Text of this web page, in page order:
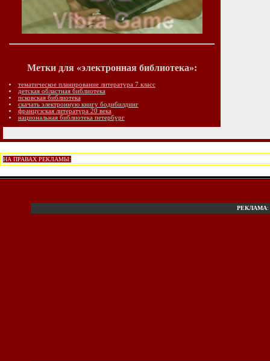
Метки для «электронная библиотека»:
тематическое планирование литература 7 класс
детская областная библиотека
псковская библиотека
скачать электронную книгу бодибилдинг
французская литература 20 века
национальная библиотека петербург
НА ПРАВАХ РЕКЛАМЫ:
РЕКЛАМА: